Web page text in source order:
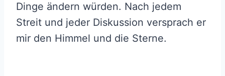
Dinge ändern würden. Nach jedem
Streit und jeder Diskussion versprach er
mir den Himmel und die Sterne.